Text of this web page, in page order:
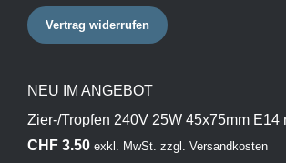
Vertrag widerrufen
NEU IM ANGEBOT
Zier-/Tropfen 240V 25W 45x75mm E14
CHF3.50 exkl. MwSt. zzgl. Versandkosten